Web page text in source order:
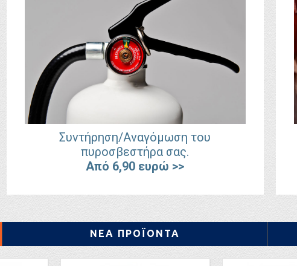
Συντήρηση/Αναγόμωση του
πυροσβεστήρα σας.
Από 6,90 ευρώ >>
ΝΕΑ ΠΡΟΪΟΝΤΑ